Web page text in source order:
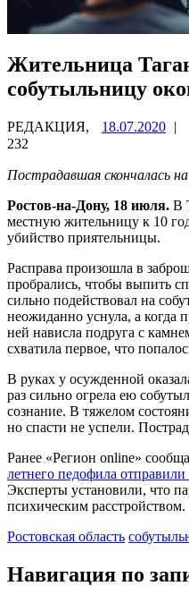
Жительница
собутыльницу
РЕДАКЦИЯ, 18.07.2020 |
232
Пострадавшая скончалась
Ростов-на-Дону, 18 июля. В
местную жительницу к 10
убийство приятельницы.
Расправа произошла в
пробрались, чтобы выпить
сильно подействовал на
неожиданно уснула, а когда
ней нависла подруга с
схватила первое, что
В руках у осужденной
раз сильно огрела ею
сознание. В тяжелом
но спасти не успели.
Ранее «Регион оnline»
летнего педофила
Эксперты установили, что
психическим расстройством.
Ростовская область
Навигация по